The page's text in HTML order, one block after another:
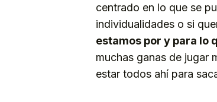
centrado en lo que se
individualidades o si
estamos por y para lo
muchas ganas de jugar
estar todos ahí para